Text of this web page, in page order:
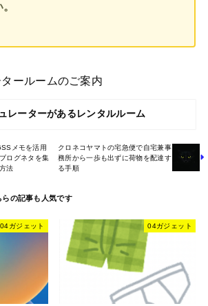
ールームのご案内
レーターがあるレンタルルーム
メモを活用
ログネタを集
法
クロネコヤマトの宅急便で自宅兼事
務所から一歩も出ずに荷物を配達す
る手順
04ガジェット 04ガジェット